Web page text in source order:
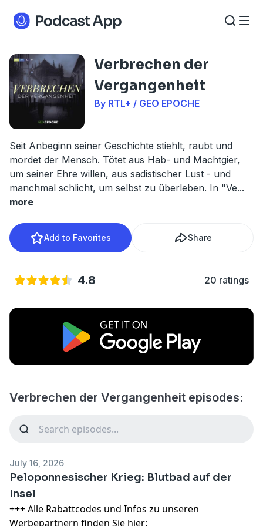
Verbrechen der
Vergangenheit
By RTL+ / GEO EPOCHE
Seit Anbeginn seiner Geschichte stiehlt, raubt und
mordet der Mensch. Tötet aus Hab- und Machtgier,
um seiner Ehre willen, aus sadistischer Lust - und
manchmal schlicht, um selbst zu überleben. In "Ve...
more
Add to Favorites Share
4.8 20 ratings
Verbrechen der Vergangenheit episodes:
July 16, 2026
Peloponnesischer Krieg: Blutbad auf der
Insel
+++ Alle Rabattcodes und Infos zu unseren
Werbepartnern finden Sie hier: